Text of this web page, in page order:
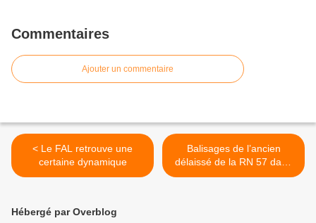
Commentaires
Ajouter un commentaire
< Le FAL retrouve une
certaine dynamique
Balisages de l’ancien
délaissé de la RN 57 dans
l’avenue Pasteur >
Hébergé par Overblog